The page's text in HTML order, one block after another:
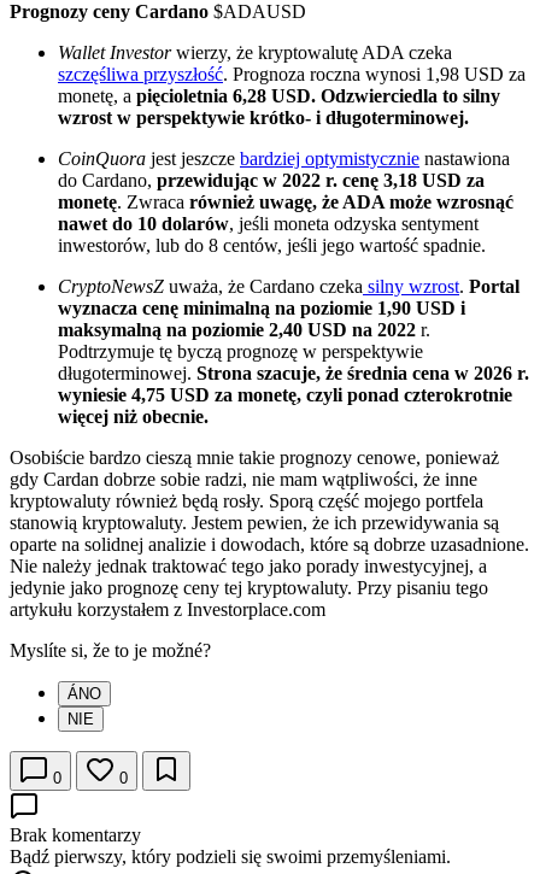
Prognozy ceny Cardano $ADAUSD
Wallet Investorwierzy, że kryptowalutę ADA czeka
szczęśliwa przyszłość. Prognoza roczna wynosi 1,98 USD za
monetę, a pięcioletnia 6,28 USD. Odzwierciedla to silny
wzrost w perspektywie krótko- i długoterminowej.
CoinQuora jest jeszcze bardziej optymistycznie nastawiona
do Cardano, przewidując w 2022 r. cenę 3,18 USD za
monetę. Zwraca również uwagę, że ADA może wzrosnąć
nawet do 10 dolarów, jeśli moneta odzyska sentyment
inwestorów, lub do 8 centów, jeśli jego wartość spadnie.
CryptoNewsZ uważa, że Cardano czeka silny wzrost. Portal
wyznacza cenę minimalną na poziomie 1,90 USD i
maksymalną na poziomie 2,40 USD na 2022 r.
Podtrzymuje tę byczą prognozę w perspektywie
długoterminowej. Strona szacuje, że średnia cena w 2026 r.
wyniesie 4,75 USD za monetę, czyli ponad czterokrotnie
więcej niż obecnie.
Osobiście bardzo cieszą mnie takie prognozy cenowe, ponieważ
gdy Cardan dobrze sobie radzi, nie mam wątpliwości, że inne
kryptowaluty również będą rosły. Sporą część mojego portfela
stanowią kryptowaluty. Jestem pewien, że ich przewidywania są
oparte na solidnej analizie i dowodach, które są dobrze uzasadnione.
Nie należy jednak traktować tego jako porady inwestycyjnej, a
jedynie jako prognozę ceny tej kryptowaluty. Przy pisaniu tego
artykułu korzystałem z Investorplace.com
Myslíte si, že to je možné?
ÁNO
NIE
0 0
Brak komentarzy
Bądź pierwszy, który podzieli się swoimi przemyśleniami.